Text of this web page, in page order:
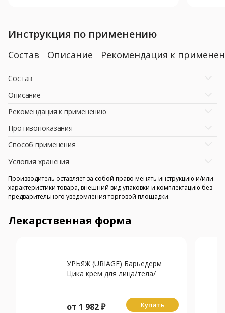
Инструкция по применению
Состав Описание Рекомендация к
Состав
Описание
Рекомендация к применению
Противопоказания
Способ применения
Условия хранения
Производитель оставляет за собой право менять инструкцию и/или
характеристики товара, внешний вид упаковки и комплектацию без
предварительного уведомления торговой площадки.
Лекарственная форма
УРЬЯЖ (URIAGE) Барьедерм
Цика крем для лица/тела/
от 1 982₽ Купить